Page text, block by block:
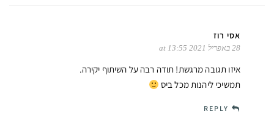
אסי רוז
28 באפריל 2021 at 13:55
איזו תגובה מרגשת! תודה רבה על השיתוף יקירה.
תמשיכי ליהנות מכל ביס
REPLY